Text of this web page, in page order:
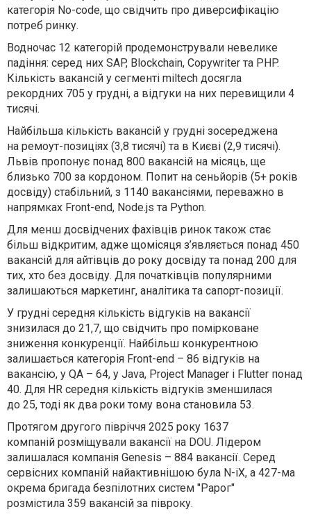
категорія No-code, що свідчить про диверсифікацію
потреб ринку.
Водночас 12 категорій продемонстрували невелике
падіння: серед них SAP, Blockchain, Copywriter та PHP.
Кількість вакансій у сегменті miltech досягла
рекордних 705 у грудні, а відгуки на них перевищили 4
тисячі.
Найбільша кількість вакансій у грудні зосереджена
на ремоут-позиціях (3,8 тисячі) та в Києві (2,9 тисячі).
Львів пропонує понад 800 вакансій на місяць, ще
близько 700 за кордоном. Попит на сеньйорів (5+ років
досвіду) стабільний, з 1140 вакансіями, переважно в
напрямках Front-end, Node.js та Python.
Для менш досвідчених фахівців ринок також стає
більш відкритим, адже щомісяця з’являється понад 450
вакансій для айтівців до року досвіду та понад 200 для
тих, хто без досвіду. Для початківців популярними
залишаються маркетинг, аналітика та сапорт-позиції.
У грудні середня кількість відгуків на вакансії
знизилася до 21,7, що свідчить про помірковане
зниження конкуренції. Найбільш конкурентною
залишається категорія Front-end – 86 відгуків на
вакансію, у QA – 64, у Java, Project Manager і Flutter понад
40. Для HR середня кількість відгуків зменшилася
до 25, тоді як два роки тому вона становила 53.
Протягом другого півріччя 2025 року 1637
компаній розміщували вакансії на DOU. Лідером
залишалася компанія Genesis – 884 вакансії. Серед
сервісних компаній найактивнішою була N-iX, а 427-ма
окрема бригада безпілотних систем "Рарог"
розмістила 359 вакансій за півроку.